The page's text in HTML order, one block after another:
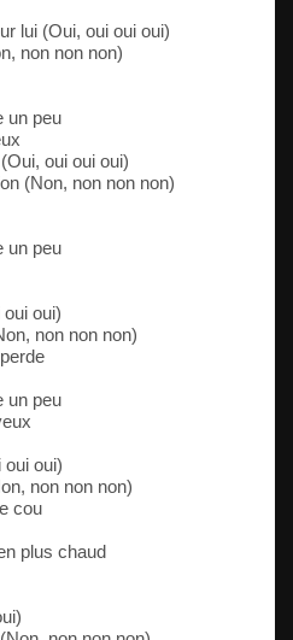
lui (Oui, oui oui oui)
non non non)
un peu
oui oui oui)
(Non, non non non)
un peu
oui)
non non non)
un peu
oui)
non non non)
cou
plus chaud